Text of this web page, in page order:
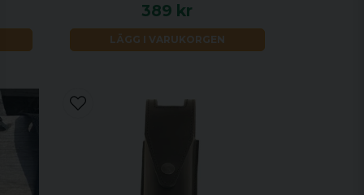
389 kr
LÄGG I VARUKORGEN